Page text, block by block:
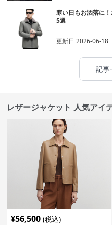
寒い日もお洒落に
5選
更新日2026-06-18
記事
レザージャケット 人気アイ
¥56,500 (税込)